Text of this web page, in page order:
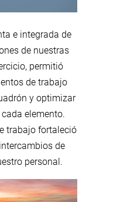
e integrada de
de nuestras
permitió
de trabajo
y optimizar
elemento.
trabajo fortaleció
de
personal.